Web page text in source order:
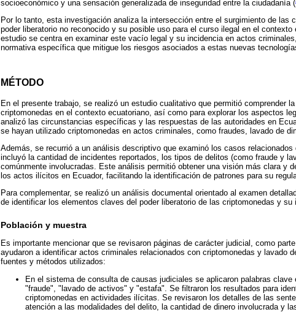
socioeconómico y una sensación generalizada de inseguridad entre la ciudadanía (
Por lo tanto, esta investigación analiza la intersección entre el surgimiento de las
poder liberatorio no reconocido y su posible uso para el curso ilegal en el
estudio se centra en examinar este vacío legal y su incidencia en actos
normativa específica que mitigue los riesgos asociados a estas nuevas
MÉTODO
En el presente trabajo, se realizó un estudio cualitativo que permitió comprender
criptomonedas en el contexto ecuatoriano, así como para explorar los aspectos
analizó las circunstancias específicas y las respuestas de las autoridades en
se hayan utilizado criptomonedas en actos criminales, como fraudes, lavado de
Además, se recurrió a un análisis descriptivo que examinó los casos
incluyó la cantidad de incidentes reportados, los tipos de delitos (como fraude y
comúnmente involucradas. Este análisis permitió obtener una visión más clara y
los actos ilícitos en Ecuador, facilitando la identificación de patrones para su
Para complementar, se realizó un análisis documental orientado al examen
de identificar los elementos claves del poder liberatorio de las criptomonedas y su
Población y muestra
Es importante mencionar que se revisaron páginas de carácter judicial, como
ayudaron a identificar actos criminales relacionados con criptomonedas y lavado
fuentes y métodos utilizados:
En el sistema de consulta de causas judiciales se aplicaron palabras
"fraude", "lavado de activos" y "estafa". Se filtraron los resultados para
criptomonedas en actividades ilícitas. Se revisaron los detalles de las
atención a las modalidades del delito, la cantidad de dinero involucrada y